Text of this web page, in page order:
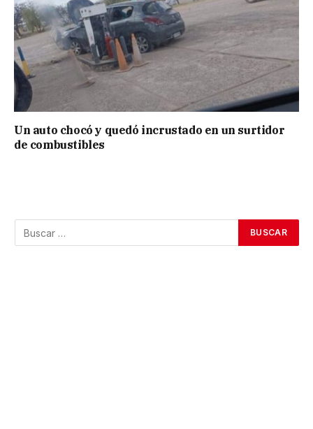
Un auto chocó y quedó incrustado en un surtidor
de combustibles